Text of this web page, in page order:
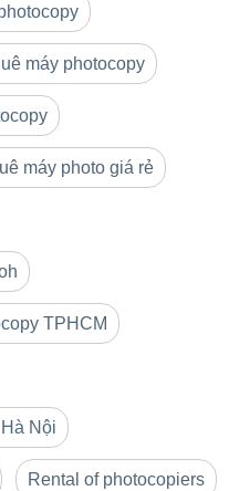
máy photocopy
máy photo giá rẻ
TPHCM
Nội
Rental of photocopiers